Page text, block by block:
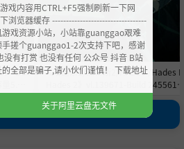
》-Buil
5.8G
《哈迪斯2/黑帝斯2/HADES /Hades
Hades 2》vl.139671-Build
官中免安装-简中|容量11.0GB
戏内容用CTRL+F5强制刷新一下网
浏览器缓存 ----------------------------------
戏资源小站，小站靠guanggao艰难
搓个guanggao1-2次支持下吧，感谢
有打赏 也没有任何 公众号 抖音 B站
全部是骗子,请小伙们谨慎！ 下载地址
关于阿里云盘无文件